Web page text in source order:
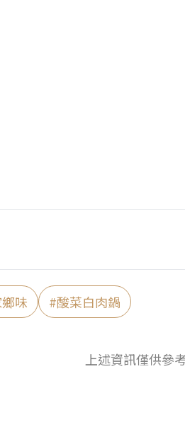
味 #酸菜白肉鍋
上述資訊僅供參